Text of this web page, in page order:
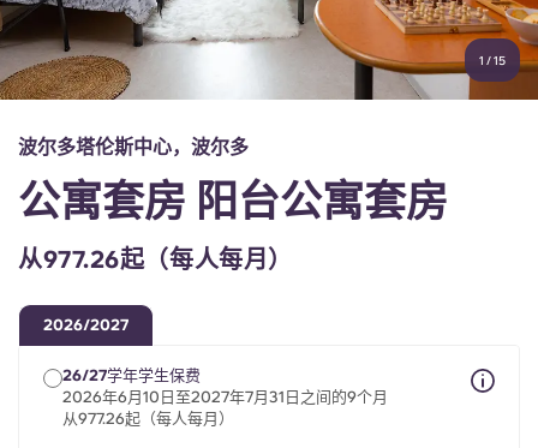
账户 语言
English (US)
Chinese
Español
Deutsch
选择一个国家
Portuguese
1 /15
波尔多塔伦斯中心，波尔多
公寓套房 阳台公寓套房
从977.26起（每人每月）
2026/2027
26/27学年学生保费
2026年6月10日至2027年7月31日之间的9个月
从977.26起（每人每月）